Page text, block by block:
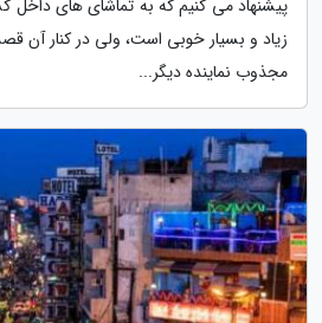
پیشنهاد می کنیم که به تماشای های داخل
زیاد و بسیار خوبی است، ولی در کنار آن
مجذوب نماینده دیگر...